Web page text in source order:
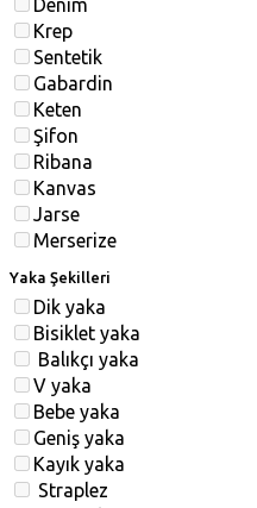
Denim
Krep
Sentetik
Gabardin
Keten
Şifon
Ribana
Kanvas
Jarse
Merserize
Yaka Şekilleri
Dik yaka
Bisiklet yaka
Balıkçı yaka
V yaka
Bebe yaka
Geniş yaka
Kayık yaka
Straplez